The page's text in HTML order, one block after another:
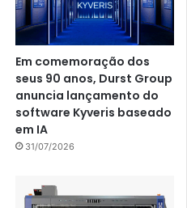
Em comemoração dos
seus 90 anos, Durst Group
anuncia lançamento do
software Kyveris baseado
em IA
31/07/2026